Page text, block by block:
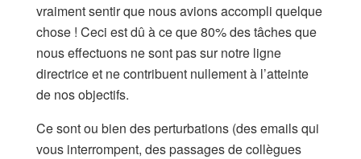
vraiment sentir que nous avions accompli quelque
chose ! Ceci est dû à ce que 80% des tâches que
nous effectuons ne sont pas sur notre ligne
directrice et ne contribuent nullement à l’atteinte
de nos objectifs.
Ce sont ou bien des perturbations (des emails qui
vous interrompent, des passages de collègues